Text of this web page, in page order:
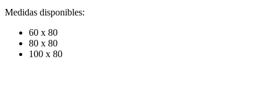
Medidas disponibles:
60 x 80
80 x 80
100 x 80